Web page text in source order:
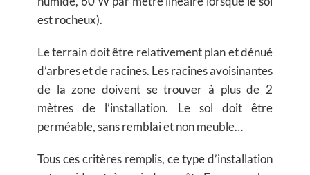
est rocheux).
Le terrain doit être relativement plan et dénué
d’arbres et de racines. Les racines avoisinantes
de la zone doivent se trouver à plus de 2
mètres de l’installation. Le sol doit être
perméable, sans remblai et non meuble…
Tous ces critères remplis, ce type d’installation